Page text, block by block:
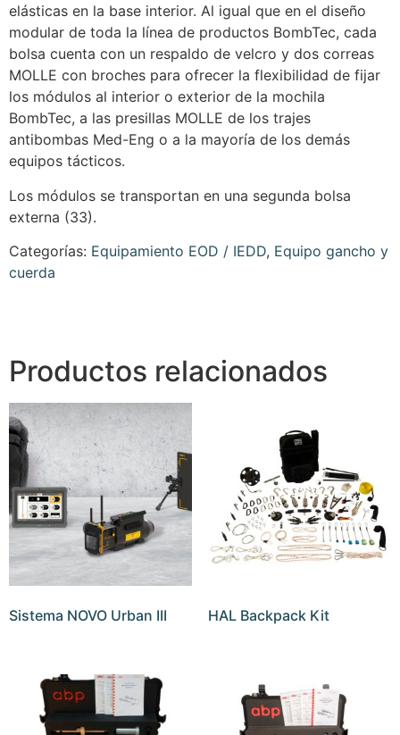
elásticas en la base interior. Al igual que en el diseño
modular de toda la línea de productos BombTec, cada
bolsa cuenta con un respaldo de velcro y dos correas
MOLLE con broches para ofrecer la flexibilidad de fijar
los módulos al interior o exterior de la mochila
BombTec, a las presillas MOLLE de los trajes
antibombas Med-Eng o a la mayoría de los demás
equipos tácticos.
Los módulos se transportan en una segunda bolsa
externa (33).
Categorías: Equipamiento EOD / IEDD, Equipo gancho y
cuerda
Productos relacionados
Sistema NOVO Urban III HAL Backpack Kit